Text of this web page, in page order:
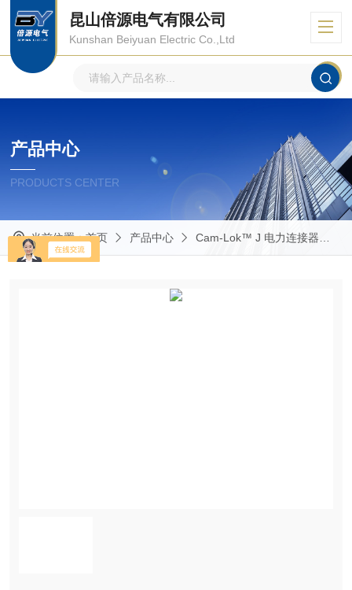
昆山倍源电气有限公司
Kunshan Beiyuan Electric Co.,Ltd
产品中心
PRODUCTS CENTER
当前位置：首页 产品中心 Cam-Lok™ J 电力连接器